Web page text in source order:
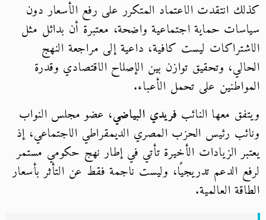
كذلك انتقدت الاعتماد المتكرر على رفع الأسعار دون
سياسات حماية اجتماعية واضحة، معتبرة أن بدائل مثل
الاشتراكات ليست كافية، داعية إلى مراجعة النهج
الحالي، وتحقيق توازن بين الإصلاح الاقتصادي وقدرة
المواطنين على تحمل الأعباء.
ويتفق معها النائب فريدي البياضي، عضو مجلس النواب
ونائب رئيس الحزب المصري الديمقراطي الاجتماعي، إذ
يعتبر الزيادات الأخيرة تأتي في إطار نهج حكومي مستمر
لرفع الدعم تدريجيًا، وليست ناجمة فقط عن التأثر بأسعار
الطاقة العالمية.